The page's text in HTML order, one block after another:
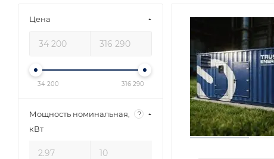
Цена
34 200 316 290
Мощность номинальная,
кВт
?